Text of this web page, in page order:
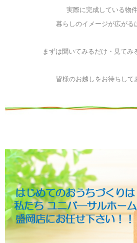
実際に完成している物
暮らしのイメージが広がる
まずは聞いてみるだけ・見てみ
皆様のお越しをお待ちして